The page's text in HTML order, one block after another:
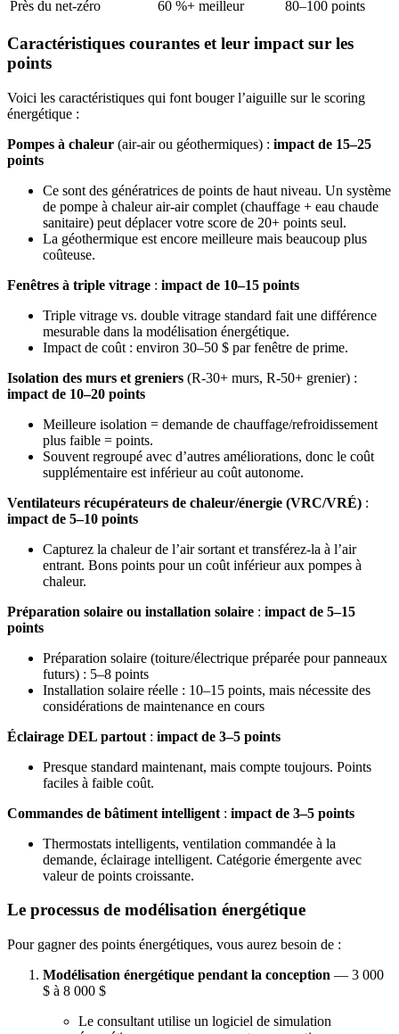
Près du net-zéro
60 %+ meilleur 80–100 points
Caractéristiques courantes et leur impact sur les
points
Voici les caractéristiques qui font bouger l’aiguille sur le scoring
énergétique :
Pompes à chaleur (air-air ou géothermiques) : impact de 15–25
points
Ce sont des génératrices de points de haut niveau. Un système
de pompe à chaleur air-air complet (chauffage + eau chaude
sanitaire) peut déplacer votre score de 20+ points seul.
La géothermique est encore meilleure mais beaucoup plus
coûteuse.
Fenêtres à triple vitrage : impact de 10–15 points
Triple vitrage vs. double vitrage standard fait une différence
mesurable dans la modélisation énergétique.
Impact de coût : environ 30–50 $ par fenêtre de prime.
Isolation des murs et greniers (R-30+ murs, R-50+ grenier) :
impact de 10–20 points
Meilleure isolation = demande de chauffage/refroidissement
plus faible = points.
Souvent regroupé avec d’autres améliorations, donc le coût
supplémentaire est inférieur au coût autonome.
Ventilateurs récupérateurs de chaleur/énergie (VRC/VRÉ) :
impact de 5–10 points
Capturez la chaleur de l’air sortant et transférez-la à l’air
entrant. Bons points pour un coût inférieur aux pompes à
chaleur.
Préparation solaire ou installation solaire : impact de 5–15
points
Préparation solaire (toiture/électrique préparée pour panneaux
futurs) : 5–8 points
Installation solaire réelle : 10–15 points, mais nécessite des
considérations de maintenance en cours
Éclairage DEL partout : impact de 3–5 points
Presque standard maintenant, mais compte toujours. Points
faciles à faible coût.
Commandes de bâtiment intelligent : impact de 3–5 points
Thermostats intelligents, ventilation commandée à la
demande, éclairage intelligent. Catégorie émergente avec
valeur de points croissante.
Le processus de modélisation énergétique
Pour gagner des points énergétiques, vous aurez besoin de :
Modélisation énergétique pendant la conception — 3 000
$ à 8 000 $
Le consultant utilise un logiciel de simulation